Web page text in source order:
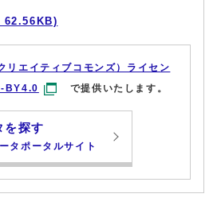
62.56KB)
リエイティブコモンズ）ライセン
BY4.0 で提供いたします。
を探す
タポータルサイト